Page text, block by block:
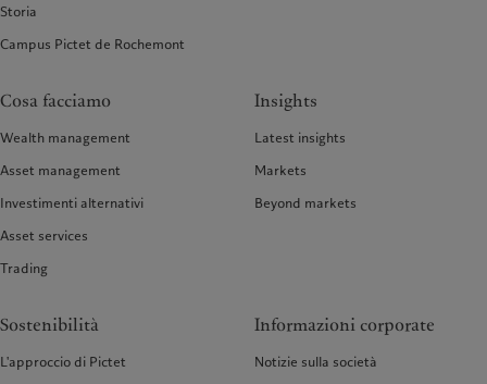
Storia
Campus Pictet de Rochemont
Cosa facciamo
Wealth management
Asset management
Investimenti alternativi
Asset services
Trading
Insights
Latest insights
Markets
Beyond markets
Sostenibilità
L'approccio di Pictet
Informazioni corporate
Notizie sulla società